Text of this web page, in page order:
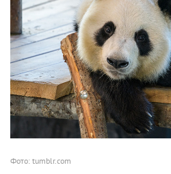
Фото: tumblr.com